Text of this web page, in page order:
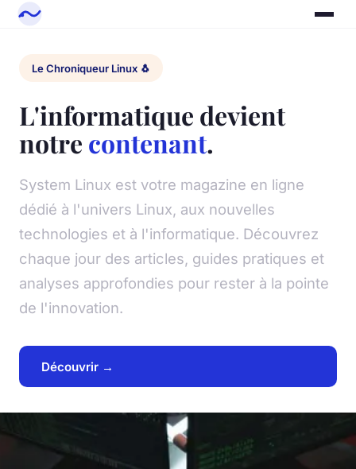
Le Chroniqueur Linux 🐧
L'informatique devient
notre contenant.
System Linux est votre magazine en ligne
dédié à l'univers Linux, aux nouvelles
technologies et à l'informatique. Découvrez
chaque jour des articles, guides pratiques et
analyses approfondies pour rester à la pointe
de l'innovation.
Découvrir →